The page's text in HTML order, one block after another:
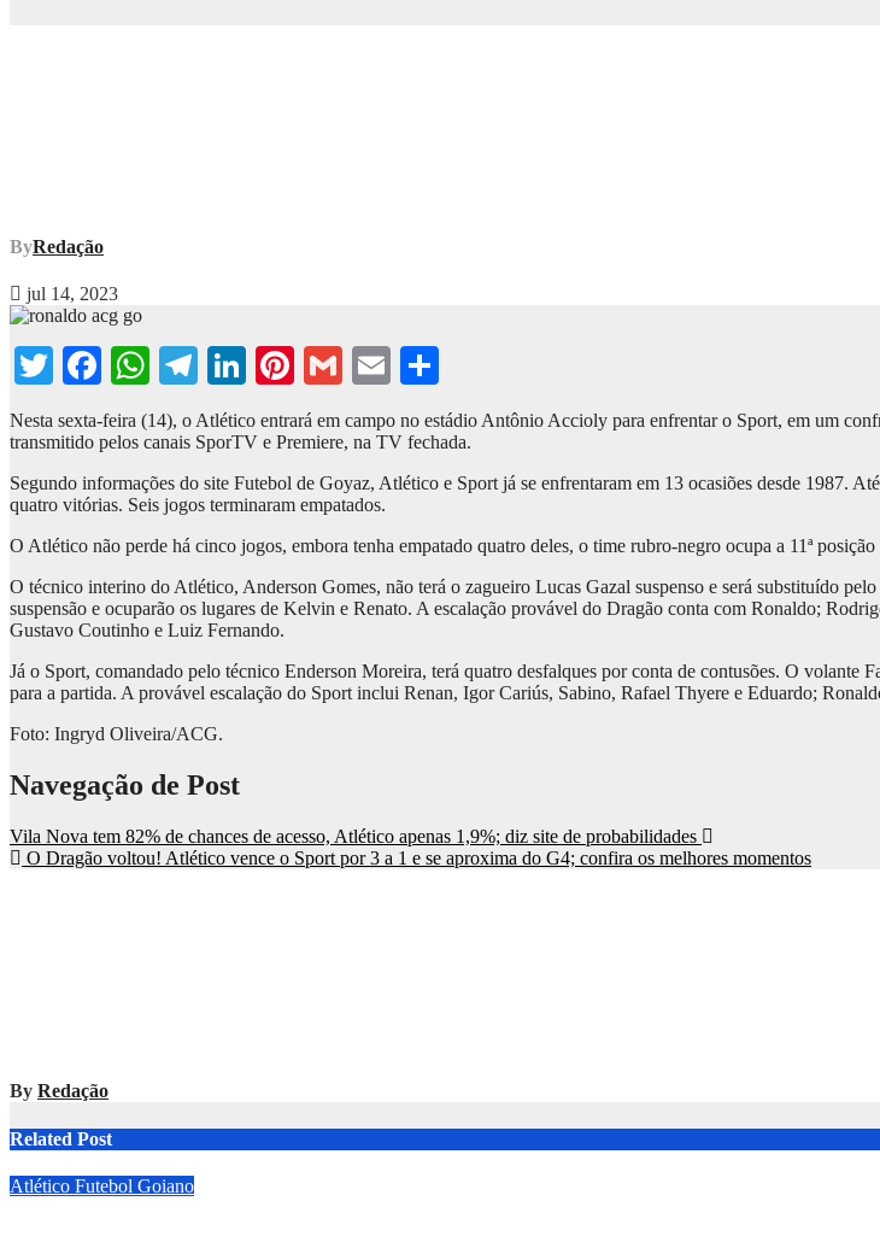
ByRedação
jul 14, 2023
TwitterFacebook
WhatsApp
Telegram
LinkedIn
Pinterest
GmailEmail
Nesta sexta-feira (14), o Atlético entrará em campo no estádio Antônio Accioly para enfrentar o Sport, em um
transmitido pelos canais SporTV e Premiere, na TV fechada.
Segundo informações do site Futebol de Goyaz, Atlético e Sport já se enfrentaram em 13 ocasiões desde 1987.
quatro vitórias. Seis jogos terminaram empatados.
O Atlético não perde há cinco jogos, embora tenha empatado quatro deles, o time rubro-negro ocupa a 11ª
O técnico interino do Atlético, Anderson Gomes, não terá o zagueiro Lucas Gazal suspenso e será substituído
suspensão e ocuparão os lugares de Kelvin e Renato. A escalação provável do Dragão conta com Ronaldo;
Gustavo Coutinho e Luiz Fernando.
Já o Sport, comandado pelo técnico Enderson Moreira, terá quatro desfalques por conta de contusões. O
para a partida. A provável escalação do Sport inclui Renan, Igor Cariús, Sabino, Rafael Thyere e Eduardo;
Foto: Ingryd Oliveira/ACG.
Navegação de Post
Vila Nova tem 82% de chances de acesso, Atlético apenas 1,9%; diz site de probabilidades
O Dragão voltou! Atlético vence o Sport por 3 a 1 e se aproxima do G4; confira os melhores momentos
By Redação
Related Post
Atlético Futebol Goiano